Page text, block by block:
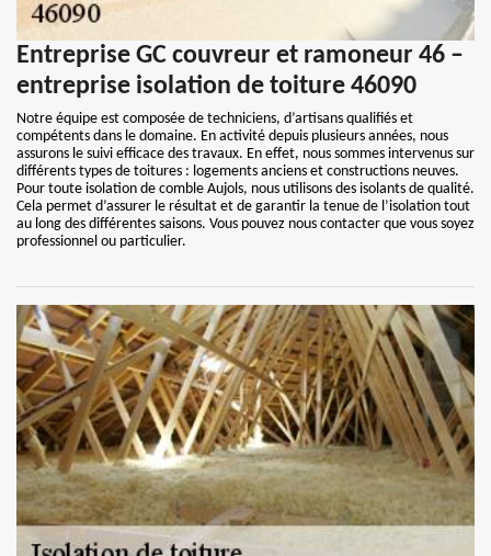
Entreprise GC couvreur et ramoneur 46 –
entreprise isolation de toiture 46090
Notre équipe est composée de techniciens, d’artisans qualifiés et
compétents dans le domaine. En activité depuis plusieurs années, nous
assurons le suivi efficace des travaux. En effet, nous sommes intervenus sur
différents types de toitures : logements anciens et constructions neuves.
Pour toute isolation de comble Aujols, nous utilisons des isolants de qualité.
Cela permet d’assurer le résultat et de garantir la tenue de l’isolation tout
au long des différentes saisons. Vous pouvez nous contacter que vous soyez
professionnel ou particulier.